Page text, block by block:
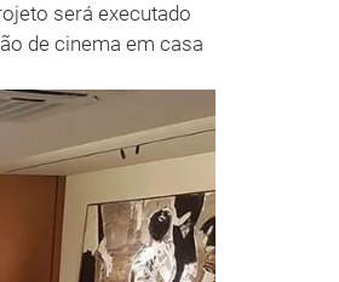
será executado
de cinema em casa